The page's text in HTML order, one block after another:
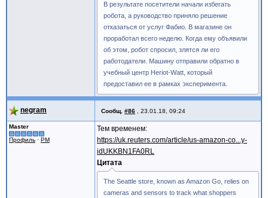
В результате посетители начали избегать
робота, а руководство приняло решение
отказаться от услуг Фабио. В магазине он
проработал всего неделю. Когда ему объявили
об этом, робот спросил, злятся ли его
работодатели. Машину отправили обратно в
учебный центр Heriot-Watt, который
предоставил ее в рамках эксперимента.
negram Сообщ. #86 23.01.18, 09:24
Master
Профиль · PM
Тем временем:
https://uk.reuters.com/article/us-amazon-co...y-
idUKKBN1FA0RL
Цитата
The Seattle store, known as Amazon Go, relies on
cameras and sensors to track what shoppers